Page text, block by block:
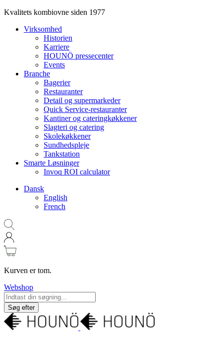
Kvalitets kombiovne siden 1977
Virksomhed
Historien
Karriere
HOUNÖ pressecenter
Events
Branche
Bagerier
Restauranter
Detail og supermarkeder
Quick Service-restauranter
Kantiner og cateringkøkkener
Slagteri og catering
Skolekøkkener
Sundhedspleje
Tankstation
Smarte Løsninger
Invoq ROI calculator
Dansk
English
French
Kurven er tom.
Webshop
Søg efter